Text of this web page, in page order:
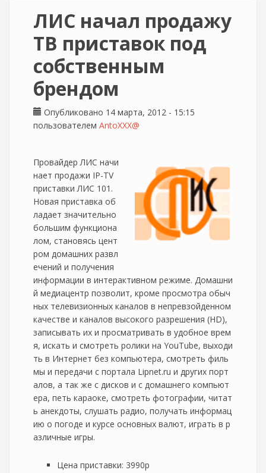
ЛИС начал продажу
ТВ приставок под
собственным
брендом
Опубликовано 14 марта, 2012 - 15:15
пользователем AntoXXX@
Провайдер ЛИС начи
нает продажи IP-TV
приставки ЛИС 101.
Новая приставка об
ладает значительно
большим функциона
лом, становясь цент
ром домашних развл
ечений и получения
информации в интерактивном режиме. Домашни
й медиацентр позволит, кроме просмотра обыч
ных телевизионных каналов в непревзойденном
качестве и каналов высокого разрешения (HD),
записывать их и просматривать в удобное врем
я, искать и смотреть ролики на YouTube, выходи
ть в Интернет без компьютера, смотреть филь
мы и передачи с портала Lipnet.ru и других порт
алов, а так же с дисков и с домашнего компьют
ера, петь караоке, смотреть фотографии, читат
ь анекдоты, слушать радио, получать информац
ию о погоде и курсе основных валют, играть в р
азличные игры.
Цена приставки: 3990р